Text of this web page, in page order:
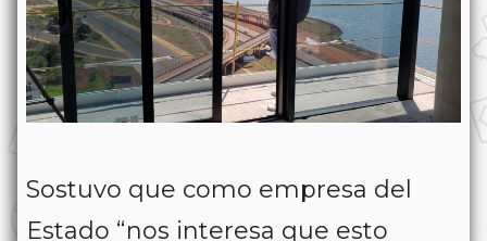
Sostuvo que como empresa del
Estado “nos interesa que esto